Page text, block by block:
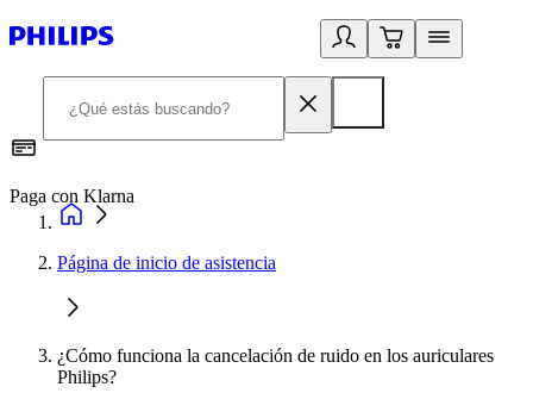
Paga con Klarna
Página de inicio de asistencia
¿Cómo funciona la cancelación de ruido en los auriculares
Philips?